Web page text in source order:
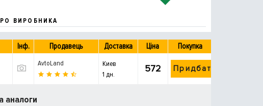
ВИРОБНИКА
Інф. Продавець Доставка Ціна Покупка
AvtoLand
Киев
1 дн.
572 Придбати
аналоги